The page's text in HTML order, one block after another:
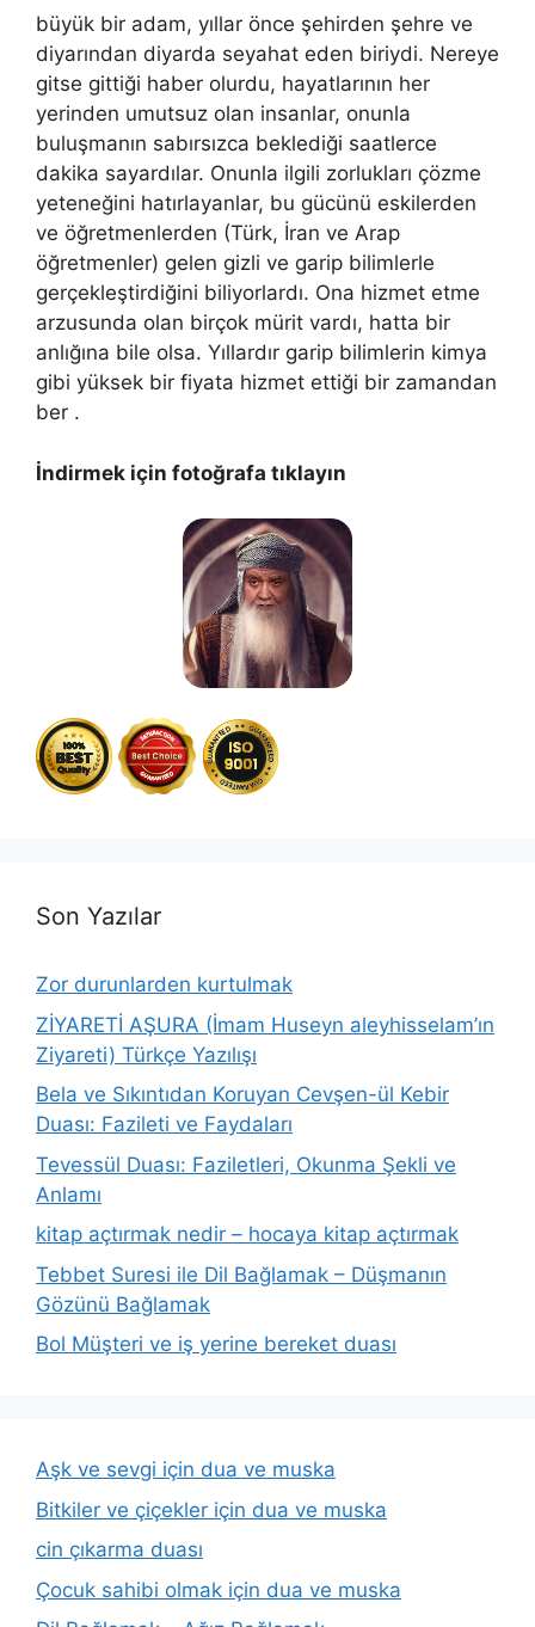
büyük bir adam, yıllar önce şehirden şehre ve
diyarından diyarda seyahat eden biriydi. Nereye
gitse gittiği haber olurdu, hayatlarının her
yerinden umutsuz olan insanlar, onunla
buluşmanın sabırsızca beklediği saatlerce
dakika sayardılar. Onunla ilgili zorlukları çözme
yeteneğini hatırlayanlar, bu gücünü eskilerden
ve öğretmenlerden (Türk, İran ve Arap
öğretmenler) gelen gizli ve garip bilimlerle
gerçekleştirdiğini biliyorlardı. Ona hizmet etme
arzusunda olan birçok mürit vardı, hatta bir
anlığına bile olsa. Yıllardır garip bilimlerin kimya
gibi yüksek bir fiyata hizmet ettiği bir zamandan
ber .
İndirmek için fotoğrafa tıklayın
Son Yazılar
Zor durunlarden kurtulmak
ZİYARETİ AŞURA (İmam Huseyn aleyhisselam’ın
Ziyareti) Türkçe Yazılışı
Bela ve Sıkıntıdan Koruyan Cevşen-ül Kebir
Duası: Fazileti ve Faydaları
Tevessül Duası: Faziletleri, Okunma Şekli ve
Anlamı
kitap açtırmak nedir – hocaya kitap açtırmak
Tebbet Suresi ile Dil Bağlamak – Düşmanın
Gözünü Bağlamak
Bol Müşteri ve iş yerine bereket duası
Aşk ve sevgi için dua ve muska
Bitkiler ve çiçekler için dua ve muska
cin çıkarma duası
Çocuk sahibi olmak için dua ve muska